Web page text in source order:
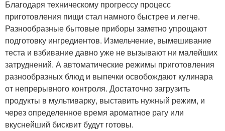
Благодаря техническому прогрессу процесс
приготовления пищи стал намного быстрее и легче.
Разнообразные бытовые приборы заметно упрощают
подготовку ингредиентов. Измельчение, вымешивание
теста и взбивание давно уже не вызывают ни малейших
затруднений. А автоматические режимы приготовления
разнообразных блюд и выпечки освобождают кулинара
от непрерывного контроля. Достаточно загрузить
продукты в мультиварку, выставить нужный режим, и
через определенное время ароматное рагу или
вкуснейший бисквит будут готовы.